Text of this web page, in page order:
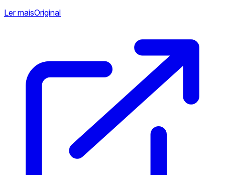
Ler maisOriginal